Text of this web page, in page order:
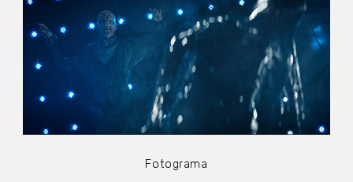
Fotograma